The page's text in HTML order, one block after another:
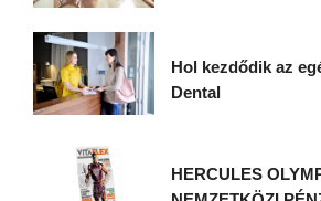
Hol kezdődik az
Dental
HERCULES